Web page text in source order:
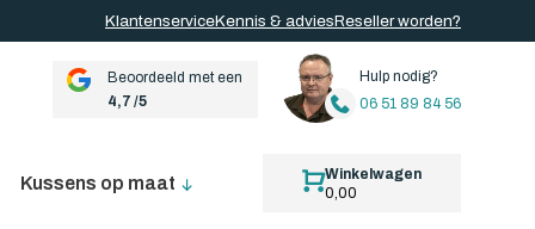
KlantenserviceKennis & adviesReseller worden?
Beoordeeld met een
4,7 /5
Hulp nodig?
06 51 89 84 56
Kussens op maat
Winkelwagen
0,00